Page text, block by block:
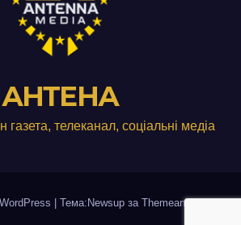
АНТЕНА
телеканал, соціальні медіа
Тема:Newsup за Themeansar